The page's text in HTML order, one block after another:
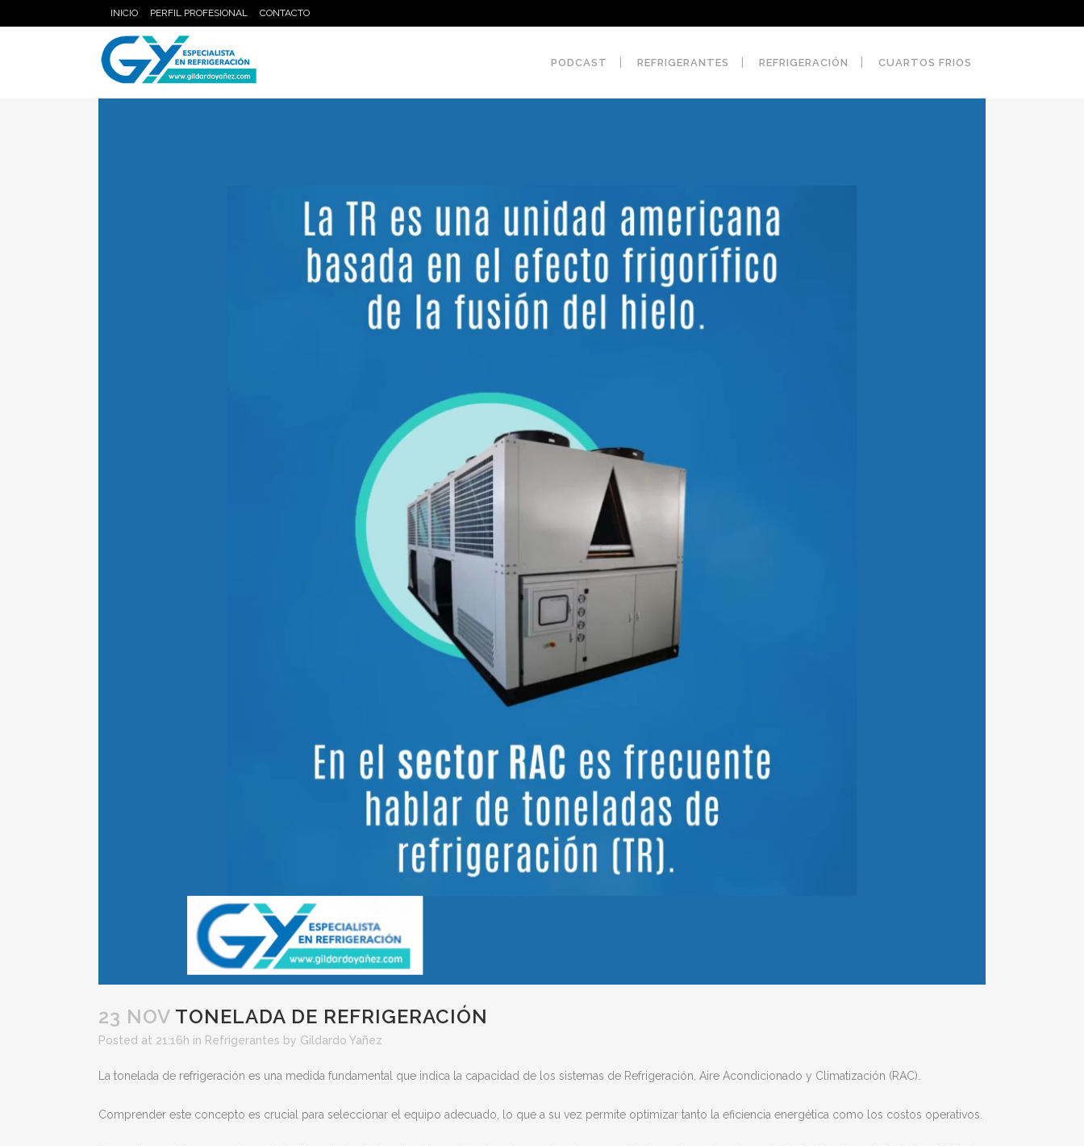
INICIO PERFIL PROFESIONAL CONTACTO
PODCAST REFRIGERANTES REFRIGERACIÓN CUARTOS FRIOS
23 NOV TONELADA DE REFRIGERACIÓN
Posted at 21:16h in Refrigerantes by Gildardo Yañez
La tonelada de refrigeración es una medida fundamental que indica la capacidad de los sistemas de Refrigeración, Aire Acondicionado y Climatización (RAC).
Comprender este concepto es crucial para seleccionar el equipo adecuado, lo que a su vez permite optimizar tanto la eficiencia energética como los costos operativos.